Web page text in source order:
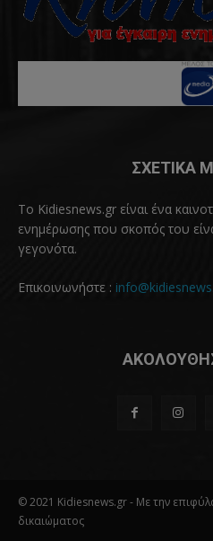
ΣΧΕΤΙΚΑ
Το Kidiesnews.gr είναι ένα
ενημέρωσης που σκοπός του
γεγονότα.
Επικοινωνήστε :
© 2021 Kidiesnews.gr - Με την
δικαιώματος